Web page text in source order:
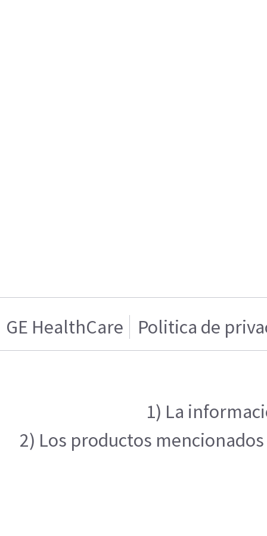
GE HealthCare Politica de
1) La
2) Los productos